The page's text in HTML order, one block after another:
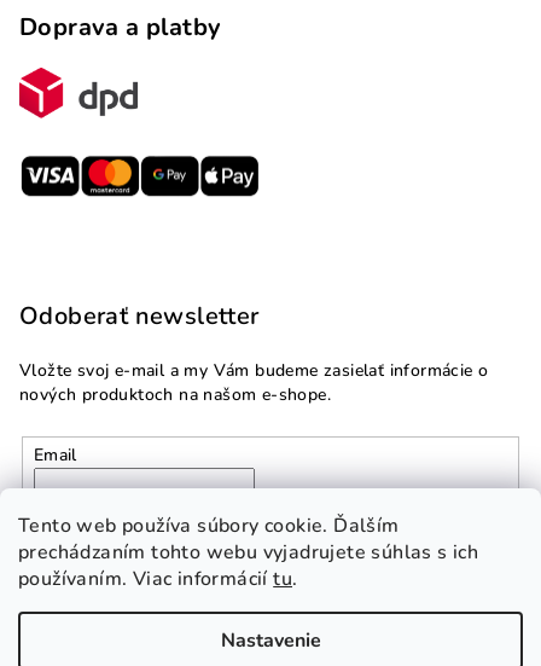
Tento web používa súbory cookie. Ďalším
prechádzaním tohto webu vyjadrujete súhlas s ich
používaním. Viac informáciítu.
Nastavenie
Doprava a platby
Odoberať newsletter
Vložte svoj e-mail a my Vám budeme zasielať informácie o
nových produktoch na našom e-shope.
Email
podmienkami ochrany
osobných údajov